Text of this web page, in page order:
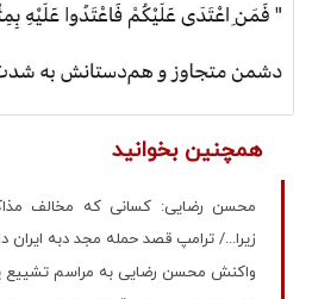
همچنین بخوانید
محسن رضایی: کسانی که مخالف
زیرا.../ ترامپ قصد حمله مجد دبه ایران
واکنش محسن رضایی به مراسم تشییع